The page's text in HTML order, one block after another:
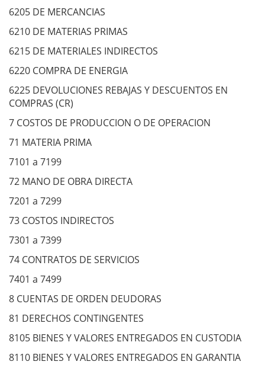
6205 DE MERCANCIAS
6210 DE MATERIAS PRIMAS
6215 DE MATERIALES INDIRECTOS
6220 COMPRA DE ENERGIA
6225 DEVOLUCIONES REBAJAS Y DESCUENTOS EN
COMPRAS (CR)
7 COSTOS DE PRODUCCION O DE OPERACION
71 MATERIA PRIMA
7101 a 7199
72 MANO DE OBRA DIRECTA
7201 a 7299
73 COSTOS INDIRECTOS
7301 a 7399
74 CONTRATOS DE SERVICIOS
7401 a 7499
8 CUENTAS DE ORDEN DEUDORAS
81 DERECHOS CONTINGENTES
8105 BIENES Y VALORES ENTREGADOS EN CUSTODIA
8110 BIENES Y VALORES ENTREGADOS EN GARANTIA